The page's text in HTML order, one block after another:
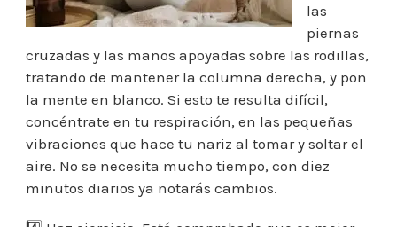
las
piernas
cruzadas y las manos apoyadas sobre las rodillas,
tratando de mantener la columna derecha, y pon
la mente en blanco. Si esto te resulta difícil,
concéntrate en tu respiración, en las pequeñas
vibraciones que hace tu nariz al tomar y soltar el
aire. No se necesita mucho tiempo, con diez
minutos diarios ya notarás cambios.